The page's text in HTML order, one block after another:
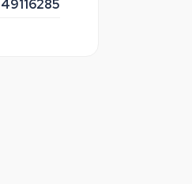
49116285